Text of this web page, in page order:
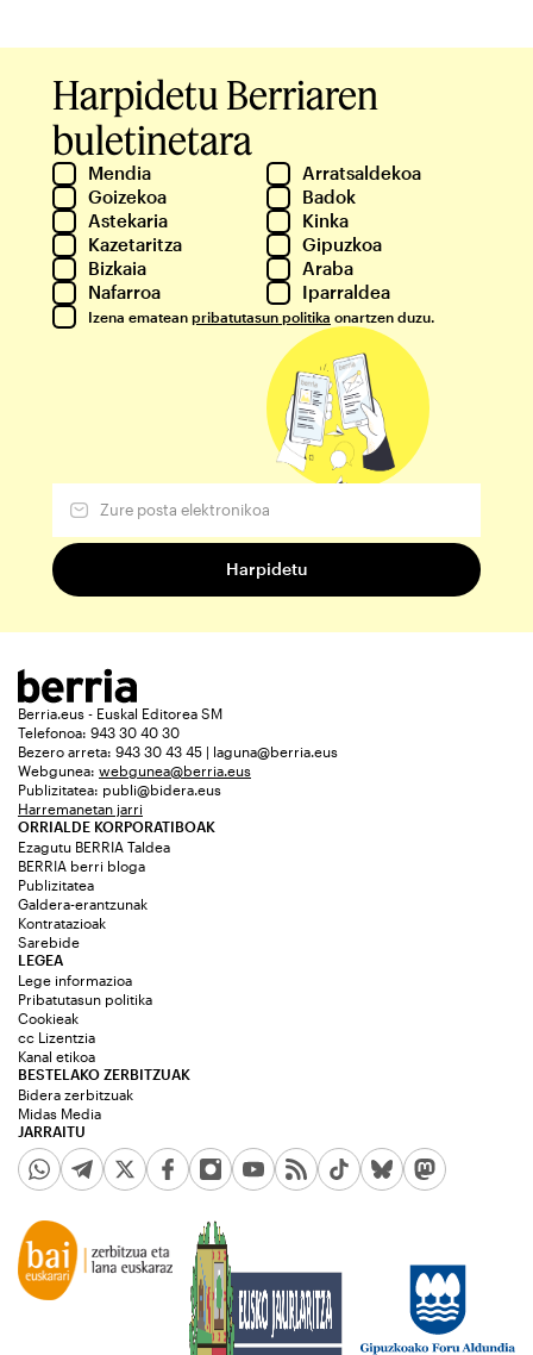
Harpidetu Berriaren
buletinetara
Mendia
Arratsaldekoa
Goizekoa
Badok
Astekaria
Kinka
Kazetaritza
Gipuzkoa
Bizkaia
Araba
Nafarroa
Iparraldea
Izena ematean pribatutasun politika onartzen duzu.
Berria.eus - Euskal Editorea SM
Telefonoa: 943 30 40 30
Bezero arreta: 943 30 43 45 | laguna@berria.eus
Webgunea: webgunea@berria.eus
Publizitatea: publi@bidera.eus
Harremanetan jarri
ORRIALDE KORPORATIBOAK
Ezagutu BERRIA Taldea
BERRIA berri bloga
Publizitatea
Galdera-erantzunak
Kontratazioak
Sarebide
JARRAITU
LEGEA
Lege informazioa
Pribatutasun politika
Cookieak
cc Lizentzia
Kanal etikoa
BESTELAKO ZERBITZUAK
Bidera zerbitzuak
Midas Media